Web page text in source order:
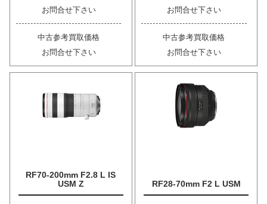
お問合せ下さい
中古参考買取価格
お問合せ下さい
お問合せ下さい
中古参考買取価格
お問合せ下さい
RF70-200mm F2.8 L IS
USM Z
RF28-70mm F2 L USM